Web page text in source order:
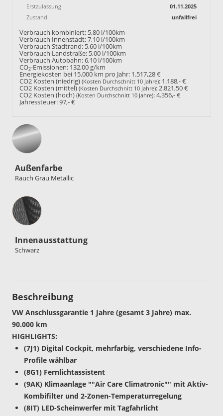
Erstzulassung
01.11.2025
Zustand
unfallfrei
Verbrauch kombiniert: 5,80 l/100km
Verbrauch Innenstadt:7,10 l/100km
Verbrauch Stadtrand: 5,60 l/100km
Verbrauch Landstraße: 5,00 l/100km
Verbrauch Autobahn:6,10 l/100km
CO2-Emissionen: 132,00 g/km
Energiekosten bei 15.000 km pro Jahr: 1.517,28 €
CO2 Kosten (niedrig) (Kosten Durchschnitt 10 Jahre): 1.188,- €
CO2 Kosten (mittel) (Kosten Durchschnitt 10 Jahre):2.821,50 €
CO2 Kosten (hoch) (Kosten Durchschnitt 10 Jahre):4.356,- €
Jahressteuer:97,- €
Außenfarbe
Rauch Grau Metallic
Innenausstattung
Innenausstattung
Schwarz
Beschreibung
VW Anschlussgarantie 1 Jahre (gesamt 3 Jahre) max.
90.000 km
HIGHLIGHTS:
(7J1) Digital Cockpit, mehrfarbig, verschiedene Info-
Profile wählbar
(8G1) Fernlichtassistent
(9AK) Klimaanlage ""Air Care Climatronic"" mit Aktiv-
Kombifilter und 2-Zonen-Temperaturregelung
(8IT) LED-Scheinwerfer mit Tagfahrlicht